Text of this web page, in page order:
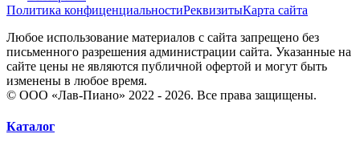
Политика конфиценциальностиРеквизитыКарта сайта
Любое использование материалов с сайта запрещено без
письменного разрешения администрации сайта. Указанные на
сайте цены не являются публичной офертой и могут быть
изменены в любое время.
© ООО «Лав-Пиано» 2022 - 2026. Все права защищены.
Каталог